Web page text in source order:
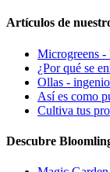
Artículos de
Microgreens -
¿Por qué se
Ollas -
Así es como
Cultiva tus
Descubre